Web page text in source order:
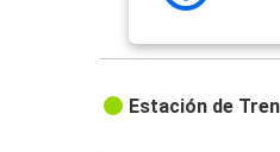
Estación de